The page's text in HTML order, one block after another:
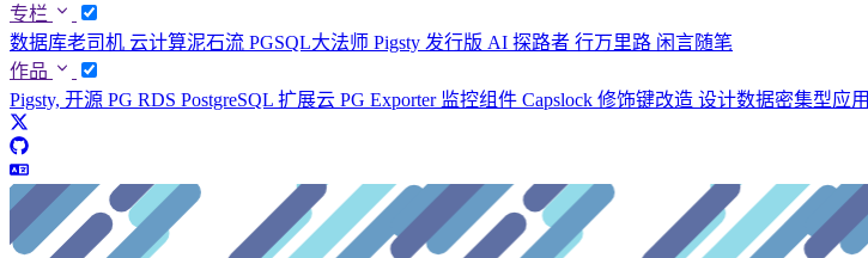
专栏
数据库老司机 云计算泥石流 PGSQL大法师 Pigsty 发行版 AI 探路者 行万里路 闲言随笔
作品
Pigsty, 开源 PG RDS PostgreSQL 扩展云 PG Exporter 监控组件 Capslock 修饰键改造 设计数据密集型应用